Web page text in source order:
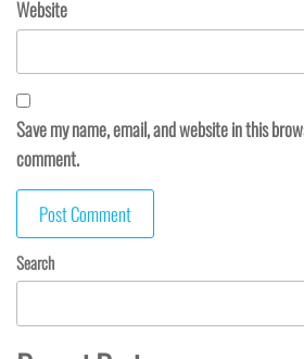
Website
Save my name, email, and website in this
comment.
Search